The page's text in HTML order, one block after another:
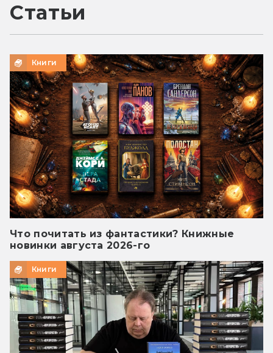
Статьи
Книги
Что почитать из фантастики? Книжные
новинки августа 2026-го
Книги